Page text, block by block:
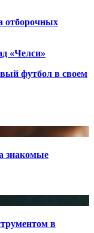
отборочных
«Челси»
футбол в своем
знакомые
в